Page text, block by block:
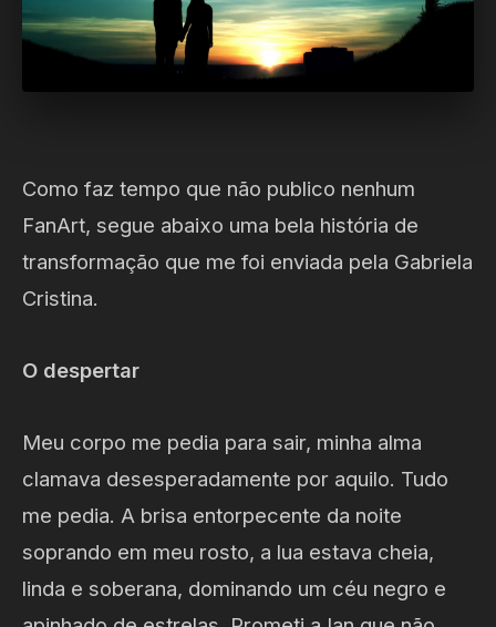
Como faz tempo que não publico nenhum
FanArt, segue abaixo uma bela história de
transformação que me foi enviada pela Gabriela
Cristina.
O despertar
Meu corpo me pedia para sair, minha alma
clamava desesperadamente por aquilo. Tudo
me pedia. A brisa entorpecente da noite
soprando em meu rosto, a lua estava cheia,
linda e soberana, dominando um céu negro e